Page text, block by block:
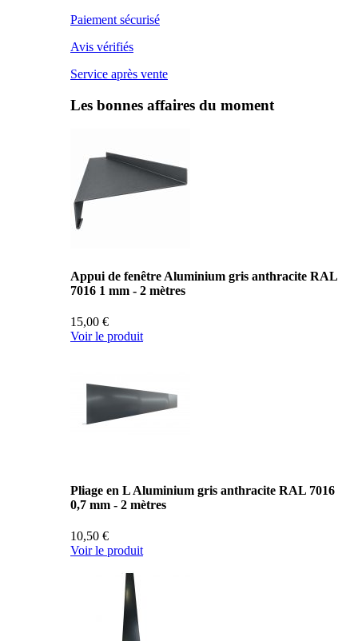
Paiement sécurisé
Avis vérifiés
Service après vente
Les bonnes affaires du moment
Appui de fenêtre Aluminium gris anthracite RAL
7016 1 mm - 2 mètres
15,00 €
Voir le produit
Pliage en L Aluminium gris anthracite RAL 7016
0,7 mm - 2 mètres
10,50 €
Voir le produit